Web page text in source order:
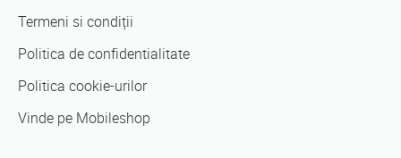
Termeni si condiții
Politica de confidentialitate
Politica cookie-urilor
Vinde pe Mobileshop